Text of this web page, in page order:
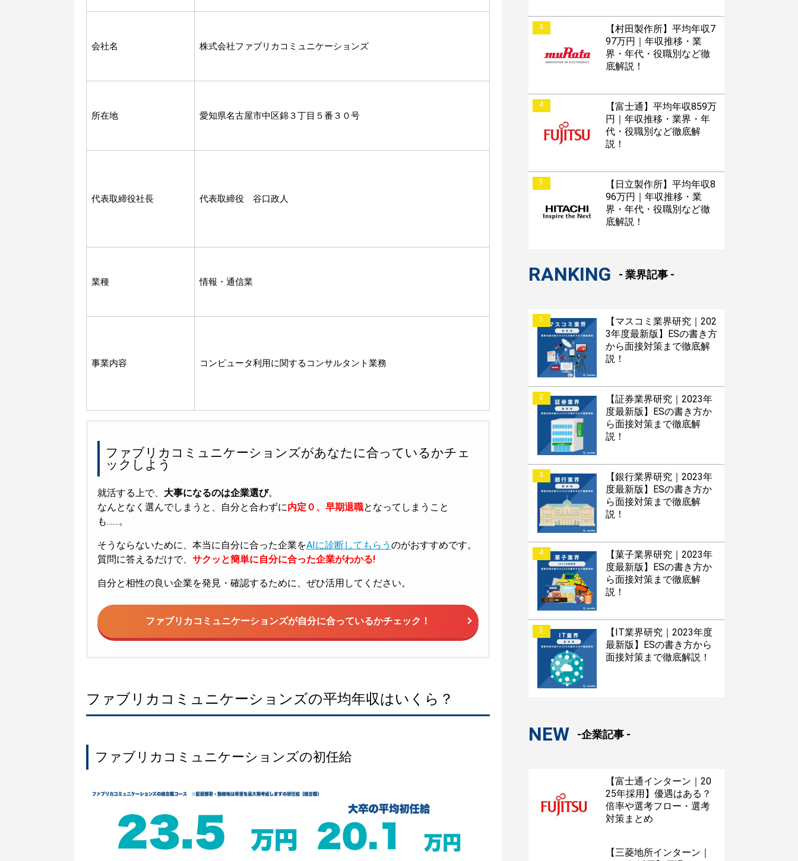
会社名 株式会社ファブリカコミュニケーションズ
所在地 愛知県名古屋市中区錦３丁目５番３０号
代表取締役社長 代表取締役 谷口政人
業種 情報・通信業
事業内容 コンピュータ利用に関するコンサルタント業務
ファブリカコミュニケーションズがあなたに合っているかチェ
ックしよう
就活する上で、 大事になるのは企業選び。
なんとなく選んでしまうと、自分と合わずに内定０、早期退職となってしまうこと
も……。
そうならないために、本当に自分に合った企業をAIに診断してもらう のがおすすめです。
質問に答えるだけで、 サクッと簡単に自分に合った企業がわかる!
自分と相性の良い企業を発見・確認するために、ぜひ活用してください。
ファブリカコミュニケーションズが自分に合っているかチェック！
ファブリカコミュニケーションズの平均年収はいくら？
ファブリカコミュニケーションズの初任給
3
【村田製作所】平均年収7
97万円｜年収推移・業
界・年代・役職別など徹
底解説！
4
【富士通】平均年収859万
円｜年収推移・業界・年
代・役職別など徹底解
説！
5
【日立製作所】平均年収8
96万円｜年収推移・業
界・年代・役職別など徹
底解説！
RANKING - 業界記事 -
1
【マスコミ業界研究｜202
3年度最新版】ESの書き方
から面接対策まで徹底解
説！
2
【証券業界研究｜2023年
度最新版】ESの書き方か
ら面接対策まで徹底解
説！
3
【銀行業界研究｜2023年
度最新版】ESの書き方か
ら面接対策まで徹底解
説！
4
【菓子業界研究｜2023年
度最新版】ESの書き方か
ら面接対策まで徹底解
説！
5
【IT業界研究｜2023年度
最新版】ESの書き方から
面接対策まで徹底解説！
NEW -企業記事 -
【富士通インターン｜20
25年採用】優遇はある？
倍率や選考フロー・選考
対策まとめ
【三菱地所インターン｜